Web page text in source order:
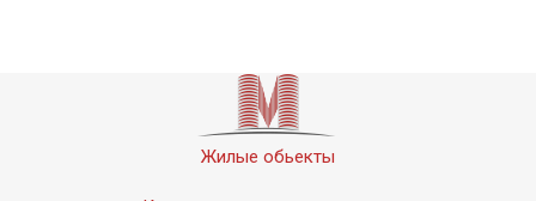
Жилые обьекты